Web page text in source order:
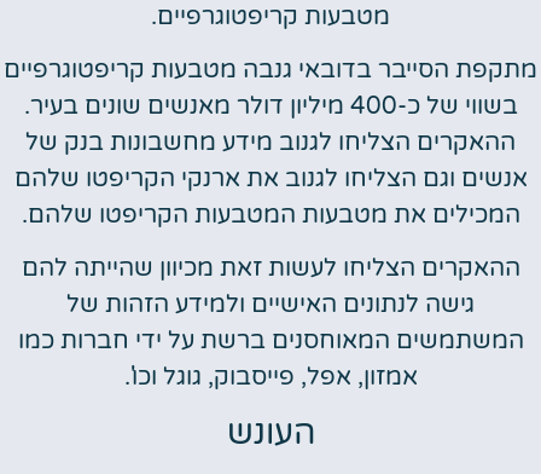
מטבעות קריפטוגרפיים.
מתקפת הסייבר בדובאי גנבה מטבעות קריפטוגרפיים
בשווי של כ-400 מיליון דולר מאנשים שונים בעיר.
ההאקרים הצליחו לגנוב מידע מחשבונות בנק של
אנשים וגם הצליחו לגנוב את ארנקי הקריפטו שלהם
המכילים את מטבעות המטבעות הקריפטו שלהם.
ההאקרים הצליחו לעשות זאת מכיוון שהייתה להם
גישה לנתונים האישיים ולמידע הזהות של
המשתמשים המאוחסנים ברשת על ידי חברות כמו
אמזון, אפל, פייסבוק, גוגל וכו'.
העונש